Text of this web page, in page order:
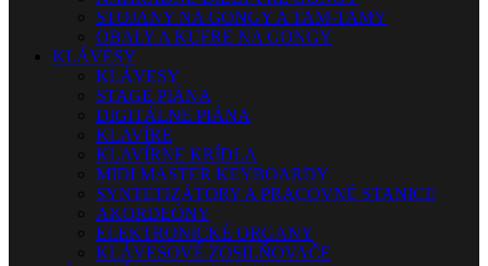
STOJANY NA GONGY A TAM-TAMY
OBALY A KUFRE NA GONGY
KLÁVESY
KLÁVESY
STAGE PIÁNA
DIGITÁLNE PIÁNA
KLAVÍRE
KLAVÍRNE KRÍDLA
MIDI MASTER KEYBOARDY
SYNTETIZÁTORY A PRACOVNÉ STANICE
AKORDEÓNY
ELEKTRONICKÉ ORGANY
KLÁVESOVÉ ZOSILŇOVAČE